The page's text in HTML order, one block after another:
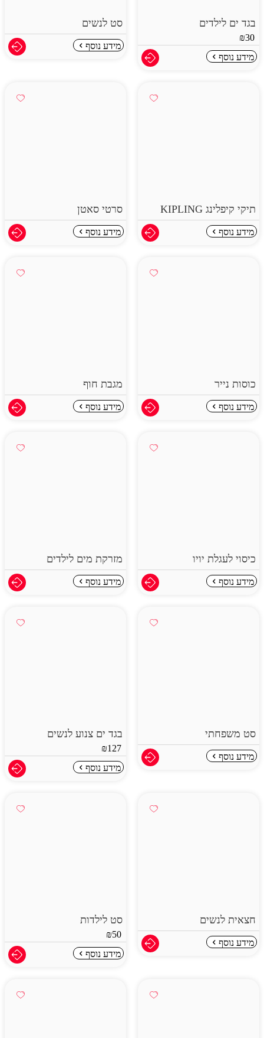
בגד ים לילדים
₪30
מידע נוסף
סט לנשים
מידע נוסף
תיקי קיפלינג KIPLING
מידע נוסף
סרטי סאטן
מידע נוסף
כוסות נייר
מידע נוסף
מגבת חוף
מידע נוסף
כיסוי לעגלת יויו
מידע נוסף
מזרקת מים לילדים
מידע נוסף
סט משפחתי
מידע נוסף
בגד ים צנוע לנשים
₪127
מידע נוסף
חצאית לנשים
מידע נוסף
סט לילדות
₪50
מידע נוסף